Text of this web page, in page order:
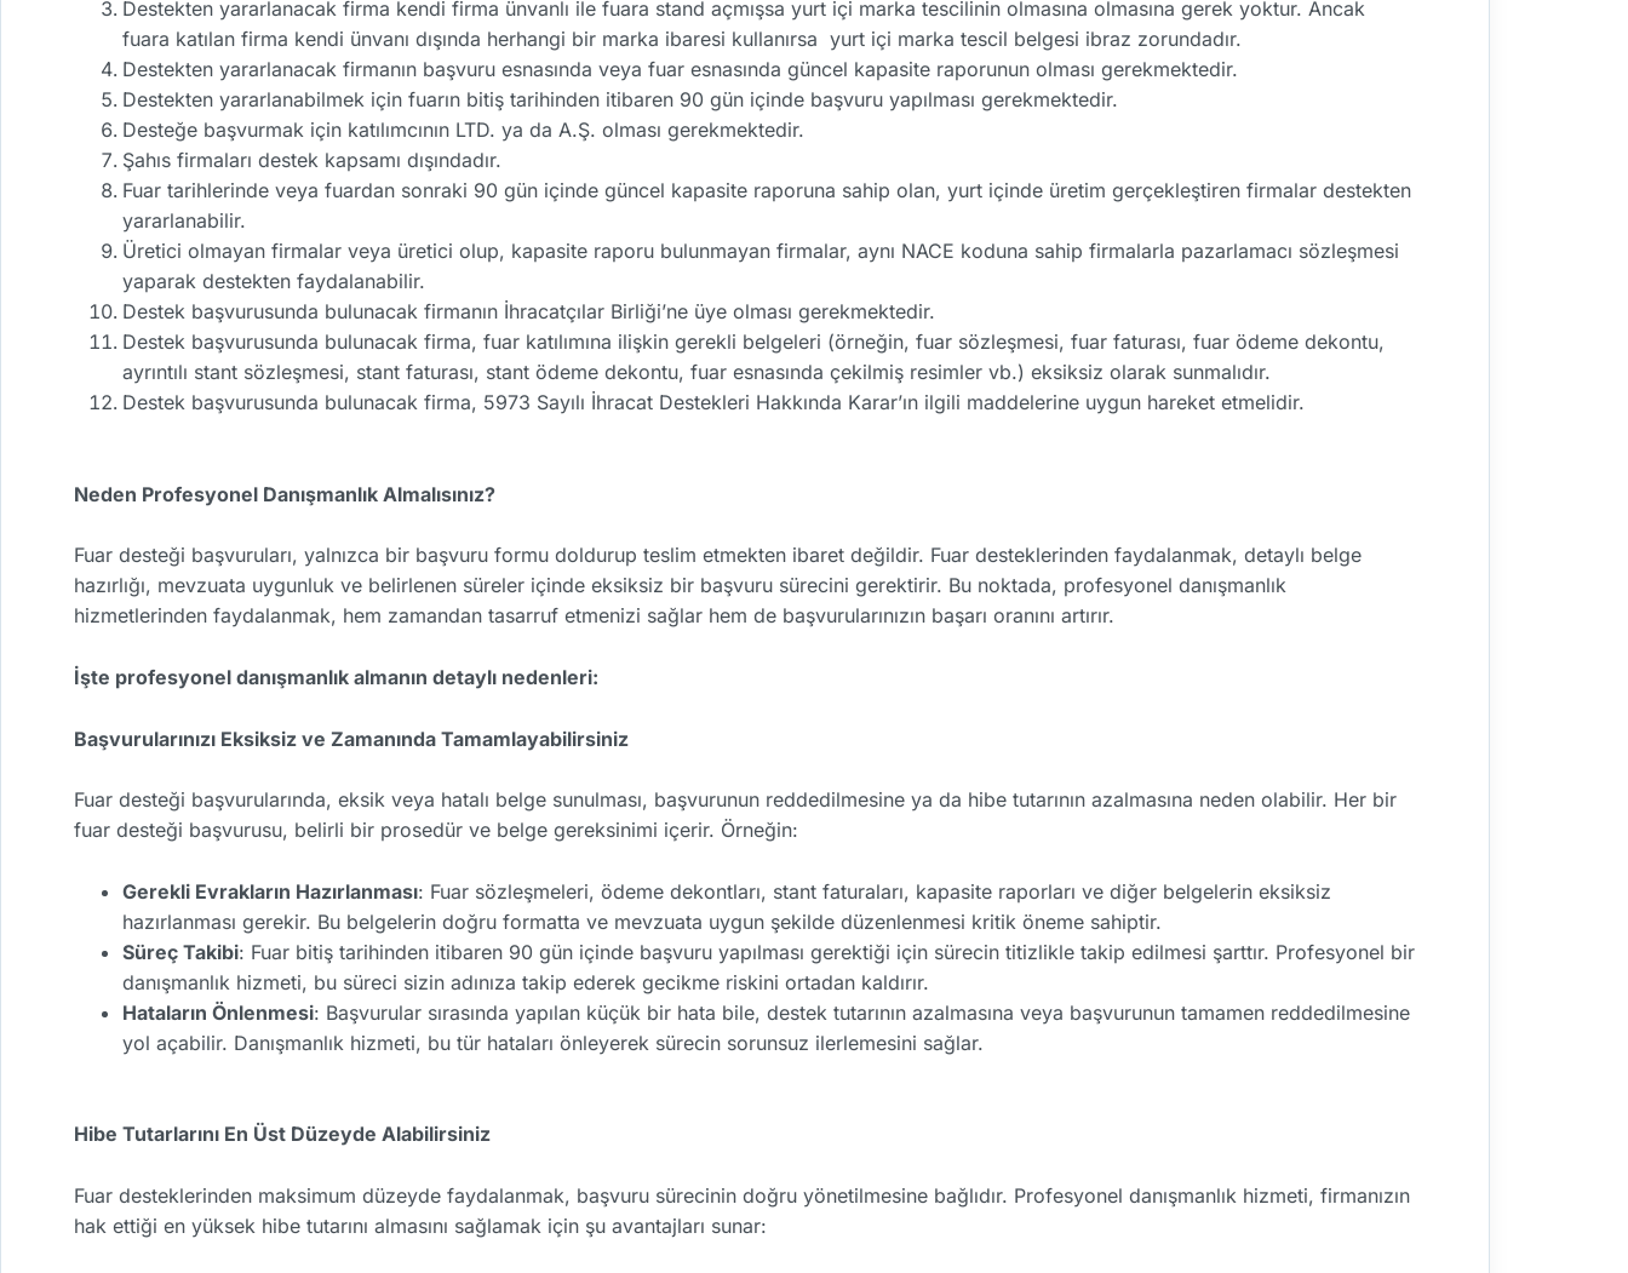
Destekten yararlanacak firma kendi firma ünvanlı ile fuara stand açmışsa yurt içi marka tescilinin olmasına olmasına gerek yoktur. Ancak
fuara katılan firma kendi ünvanı dışında herhangi bir marka ibaresi kullanırsa yurt içi marka tescil belgesi ibraz zorundadır.
Destekten yararlanacak firmanın başvuru esnasında veya fuar esnasında güncel kapasite raporunun olması gerekmektedir.
Destekten yararlanabilmek için fuarın bitiş tarihinden itibaren 90 gün içinde başvuru yapılması gerekmektedir.
Desteğe başvurmak için katılımcının LTD. ya da A.Ş. olması gerekmektedir.
Şahıs firmaları destek kapsamı dışındadır.
Fuar tarihlerinde veya fuardan sonraki 90 gün içinde güncel kapasite raporuna sahip olan, yurt içinde üretim gerçekleştiren firmalar destekten
yararlanabilir.
Üretici olmayan firmalar veya üretici olup, kapasite raporu bulunmayan firmalar, aynı NACE koduna sahip firmalarla pazarlamacı sözleşmesi
yaparak destekten faydalanabilir.
Destek başvurusunda bulunacak firmanın İhracatçılar Birliği’ne üye olması gerekmektedir.
Destek başvurusunda bulunacak firma, fuar katılımına ilişkin gerekli belgeleri (örneğin, fuar sözleşmesi, fuar faturası, fuar ödeme dekontu,
ayrıntılı stant sözleşmesi, stant faturası, stant ödeme dekontu, fuar esnasında çekilmiş resimler vb.) eksiksiz olarak sunmalıdır.
Destek başvurusunda bulunacak firma, 5973 Sayılı İhracat Destekleri Hakkında Karar’ın ilgili maddelerine uygun hareket etmelidir.
Neden Profesyonel Danışmanlık Almalısınız?
Fuar desteği başvuruları, yalnızca bir başvuru formu doldurup teslim etmekten ibaret değildir. Fuar desteklerinden faydalanmak, detaylı belge
hazırlığı, mevzuata uygunluk ve belirlenen süreler içinde eksiksiz bir başvuru sürecini gerektirir. Bu noktada, profesyonel danışmanlık
hizmetlerinden faydalanmak, hem zamandan tasarruf etmenizi sağlar hem de başvurularınızın başarı oranını artırır.
İşte profesyonel danışmanlık almanın detaylı nedenleri:
Başvurularınızı Eksiksiz ve Zamanında Tamamlayabilirsiniz
Fuar desteği başvurularında, eksik veya hatalı belge sunulması, başvurunun reddedilmesine ya da hibe tutarının azalmasına neden olabilir. Her bir
fuar desteği başvurusu, belirli bir prosedür ve belge gereksinimi içerir. Örneğin:
Gerekli Evrakların Hazırlanması: Fuar sözleşmeleri, ödeme dekontları, stant faturaları, kapasite raporları ve diğer belgelerin eksiksiz
hazırlanması gerekir. Bu belgelerin doğru formatta ve mevzuata uygun şekilde düzenlenmesi kritik öneme sahiptir.
Süreç Takibi: Fuar bitiş tarihinden itibaren 90 gün içinde başvuru yapılması gerektiği için sürecin titizlikle takip edilmesi şarttır. Profesyonel bir
danışmanlık hizmeti, bu süreci sizin adınıza takip ederek gecikme riskini ortadan kaldırır.
Hataların Önlenmesi: Başvurular sırasında yapılan küçük bir hata bile, destek tutarının azalmasına veya başvurunun tamamen reddedilmesine
yol açabilir. Danışmanlık hizmeti, bu tür hataları önleyerek sürecin sorunsuz ilerlemesini sağlar.
Hibe Tutarlarını En Üst Düzeyde Alabilirsiniz
Fuar desteklerinden maksimum düzeyde faydalanmak, başvuru sürecinin doğru yönetilmesine bağlıdır. Profesyonel danışmanlık hizmeti, firmanızın
hak ettiği en yüksek hibe tutarını almasını sağlamak için şu avantajları sunar: